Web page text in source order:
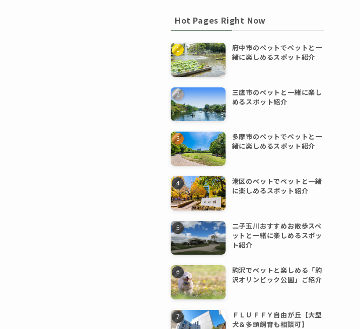
Hot Pages Right Now
府中市のペットでペットと一
緒に楽しめるスポット紹介
三鷹市のペットと一緒に楽し
めるスポット紹介
多摩市のペットでペットと一
緒に楽しめるスポット紹介
港区のペットでペットと一緒
に楽しめるスポット紹介
二子玉川おすすめお散歩スペ
ットと一緒に楽しめるスポッ
ト紹介
駒沢でペットと楽しめる「駒
沢オリンピック公園」ご紹介
ＦＬＵＦＦＹ自由が丘【大型
犬＆多頭飼育も相談可】